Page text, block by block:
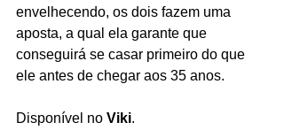
envelhecendo, os dois fazem uma
aposta, a qual ela garante que
conseguirá se casar primeiro do que
ele antes de chegar aos 35 anos.
Disponível no Viki.